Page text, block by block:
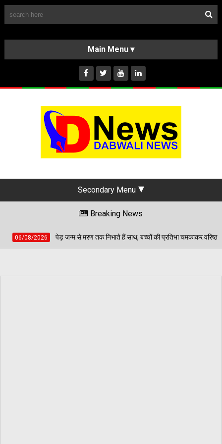
HOME
ABOUT US
INSTAGRAM
Secondary Menu
Breaking News
तक निभाते हैं साथ, बच्चों की प्रतिभा चमकाकर वरिष्ठ नागरिकों ने दिया पर्यावरण संरक्षण